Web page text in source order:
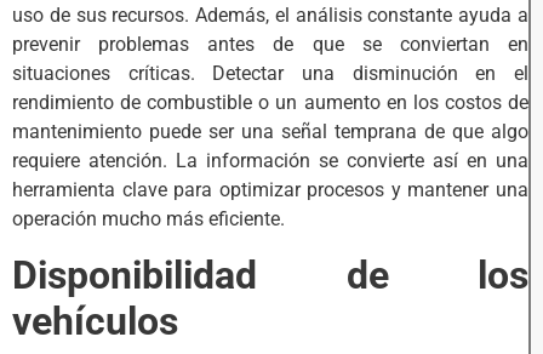
uso de sus recursos. Además, el análisis constante ayuda a
prevenir problemas antes de que se conviertan en
situaciones críticas. Detectar una disminución en el
rendimiento de combustible o un aumento en los costos de
mantenimiento puede ser una señal temprana de que algo
requiere atención. La información se convierte así en una
herramienta clave para optimizar procesos y mantener una
operación mucho más eficiente.
Disponibilidad de los
vehículos